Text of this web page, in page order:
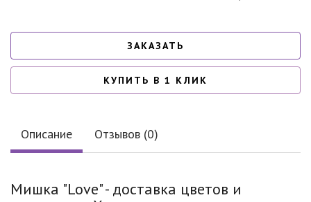
ЗАКАЗАТЬ
КУПИТЬ В 1 КЛИК
Описание Отзывов (0)
Мишка "Love" - доставка цветов и